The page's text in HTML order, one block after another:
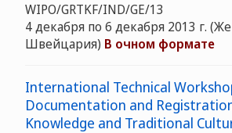
WIPO/GRTKF/IND/GE/13
4 декабря по 6 декабря 2013 г.
Швейцария) В очном формате
International Technical
Documentation and
Knowledge and Traditional